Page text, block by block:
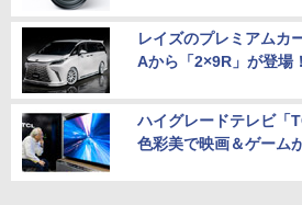
レイズのプレミアムカ
Aから「2×9R」が登場！
ハイグレードテレビ「
色彩美で映画＆ゲーム